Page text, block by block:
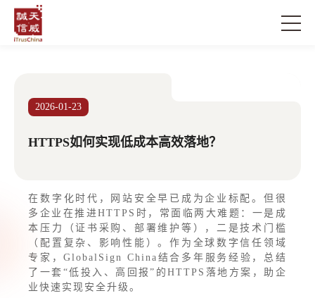
2026-01-23
HTTPS如何实现低成本高效落地？
在数字化时代，网站安全早已成为企业标配。但很
多企业在推进HTTPS时，常面临两大难题：一是成
本压力（证书采购、部署维护等），二是技术门槛
（配置复杂、影响性能）。作为全球数字信任领域
专家，GlobalSign China结合多年服务经验，总结
了一套“低投入、高回报”的HTTPS落地方案，助企
业快速实现安全升级。